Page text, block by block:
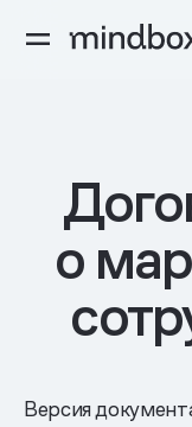
о
Версия